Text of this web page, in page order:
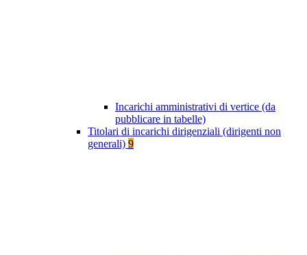
Incarichi amministrativi di vertice (da
pubblicare in tabelle)
Titolari di incarichi dirigenziali (dirigenti non
generali) 9